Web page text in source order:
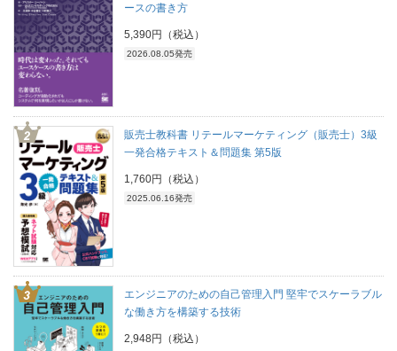
ースの書き方
5,390円（税込）
2026.08.05発売
販売士教科書 リテールマーケティング（販売士）3級
一発合格テキスト＆問題集 第5版
1,760円（税込）
2025.06.16発売
エンジニアのための自己管理入門 堅牢でスケーラブル
な働き方を構築する技術
2,948円（税込）